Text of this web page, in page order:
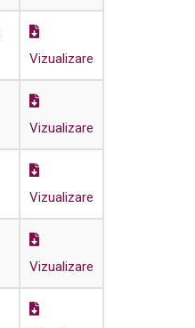
Vizualizare
Vizualizare
Vizualizare
Vizualizare